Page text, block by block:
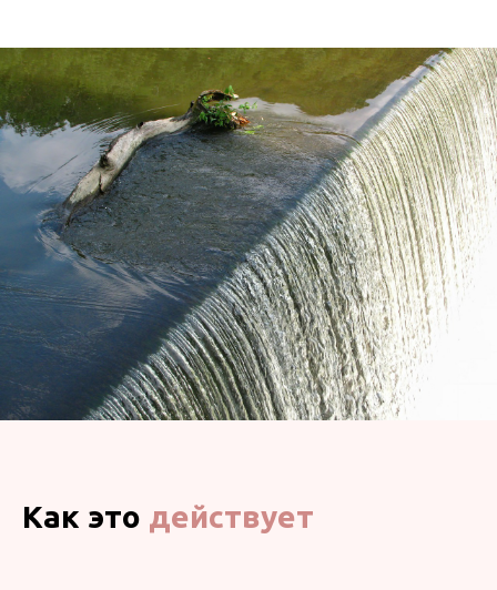
Как это действует